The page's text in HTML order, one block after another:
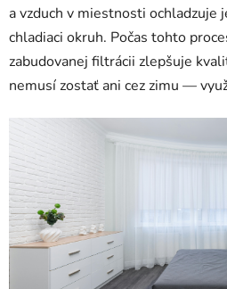
a vzduch v miestnosti ochladzuje
chladiaci okruh. Počas tohto
zabudovanej filtrácii zlepšuje
nemusí zostať ani cez zimu —